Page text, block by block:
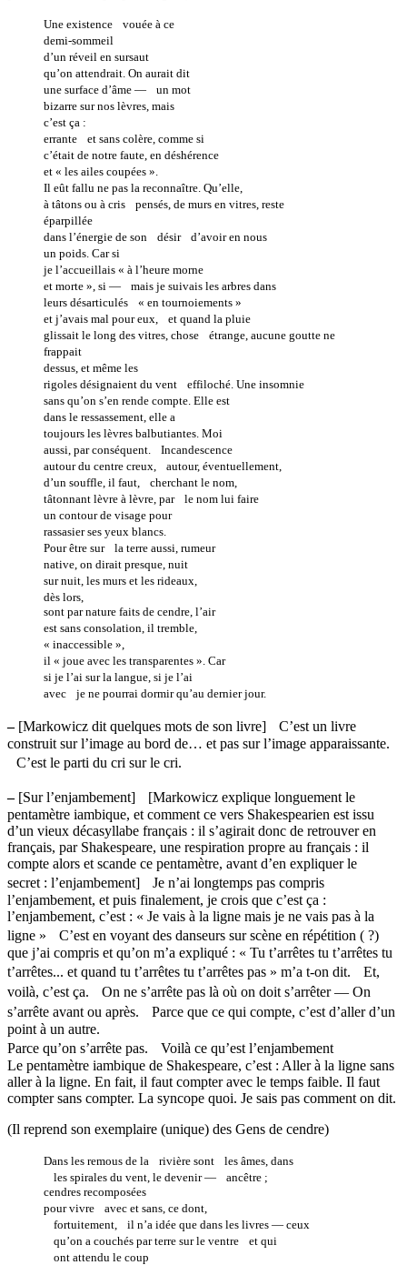
Une existence vouée à ce
demi-sommeil
d’un réveil en sursaut
qu’on attendrait. On aurait dit
une surface d’âme — un mot
bizarre sur nos lèvres, mais
c’est ça :
errante et sans colère, comme si
c’était de notre faute, en déshérence
et « les ailes coupées ».
Il eût fallu ne pas la reconnaître. Qu’elle,
à tâtons ou à cris pensés, de murs en vitres, reste
éparpillée
dans l’énergie de son désir d’avoir en nous
un poids. Car si
je l’accueillais « à l’heure morne
et morte », si — mais je suivais les arbres dans
leurs désarticulés « en tournoiements »
et j’avais mal pour eux, et quand la pluie
glissait le long des vitres, chose étrange, aucune goutte ne
frappait
dessus, et même les
rigoles désignaient du vent effiloché. Une insomnie
sans qu’on s’en rende compte. Elle est
dans le ressassement, elle a
toujours les lèvres balbutiantes. Moi
aussi, par conséquent. Incandescence
autour du centre creux, autour, éventuellement,
d’un souffle, il faut, cherchant le nom,
tâtonnant lèvre à lèvre, par le nom lui faire
un contour de visage pour
rassasier ses yeux blancs.
Pour être sur la terre aussi, rumeur
native, on dirait presque, nuit
sur nuit, les murs et les rideaux,
dès lors,
sont par nature faits de cendre, l’air
est sans consolation, il tremble,
« inaccessible »,
il « joue avec les transparentes ». Car
si je l’ai sur la langue, si je l’ai
avec je ne pourrai dormir qu’au dernier jour.
–[Markowicz dit quelques mots de son livre] C’est un livre
construit sur l’image au bord de… et pas sur l’image apparaissante.
C’est le parti du cri sur le cri.
–[Sur l’enjambement] [Markowicz explique longuement le
pentamètre iambique, et comment ce vers Shakespearien est issu
d’un vieux décasyllabe français : il s’agirait donc de retrouver en
français, par Shakespeare, une respiration propre au français : il
compte alors et scande ce pentamètre, avant d’en expliquer le
secret : l’enjambement] Je n’ai longtemps pas compris
l’enjambement, et puis finalement, je crois que c’est ça :
l’enjambement, c’est : « Je vais à la ligne mais je ne vais pas à la
ligne » C’est en voyant des danseurs sur scène en répétition ( ?)
que j’ai compris et qu’on m’a expliqué : « Tu t’arrêtes tu t’arrêtes tu
t’arrêtes... et quand tu t’arrêtes tu t’arrêtes pas » m’a t-on dit. Et,
voilà, c’est ça. On ne s’arrête pas là où on doit s’arrêter — On
s’arrête avant ou après. Parce que ce qui compte, c’est d’aller d’un
point à un autre.
Parce qu’on s’arrête pas. Voilà ce qu’est l’enjambement
Le pentamètre iambique de Shakespeare, c’est : Aller à la ligne sans
aller à la ligne. En fait, il faut compter avec le temps faible. Il faut
compter sans compter. La syncope quoi. Je sais pas comment on dit.
(Il reprend son exemplaire (unique) des Gens de cendre)
Dans les remous de la rivière sont les âmes, dans
les spirales du vent, le devenir — ancêtre ;
cendres recomposées
pour vivre avec et sans, ce dont,
fortuitement, il n’a idée que dans les livres — ceux
qu’on a couchés par terre sur le ventre et qui
ont attendu le coup